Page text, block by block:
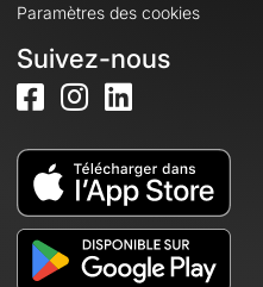
Paramètres des cookies
Suivez-nous